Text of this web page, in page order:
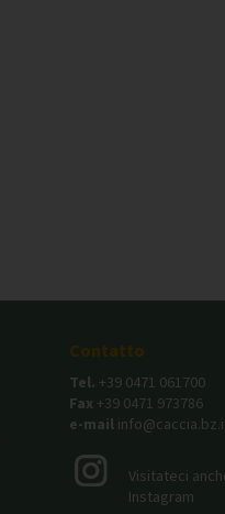
Contatto
Tel. +39 0471 061700
Fax +39 0471 973786
e-mail
Visitateci
Instagram